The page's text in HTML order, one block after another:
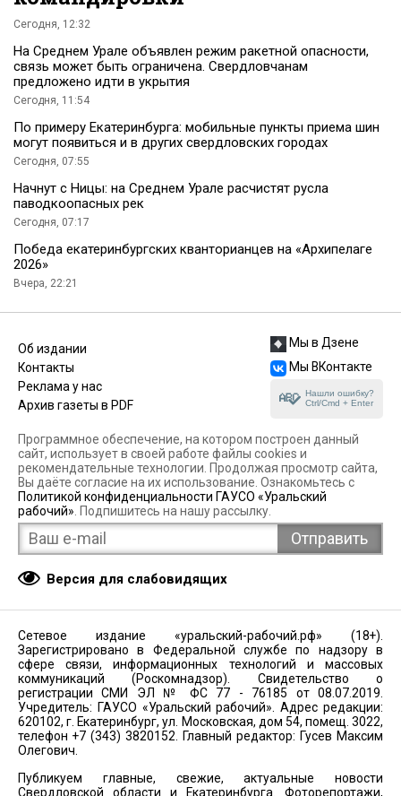
Сегодня, 12:32
На Среднем Урале объявлен режим ракетной опасности,
связь может быть ограничена. Свердловчанам
предложено идти в укрытия
Сегодня, 11:54
По примеру Екатеринбурга: мобильные пункты приема шин
могут появиться и в других свердловских городах
Сегодня, 07:55
Начнут с Ницы: на Среднем Урале расчистят русла
паводкоопасных рек
Сегодня, 07:17
Победа екатеринбургских кванторианцев на «Архипелаге
2026»
Вчера, 22:21
Об издании
Контакты
Реклама у нас
Архив газеты в PDF
Мы в Дзене
Мы ВКонтакте
Нашли ошибку?
Ctrl/Cmd + Enter
Программное обеспечение, на котором построен данный
сайт, использует в своей работе файлы cookies и
рекомендательные технологии. Продолжая просмотр сайта,
Вы даёте согласие на их использование. Ознакомьтесь с
Политикой конфиденциальности ГАУСО «Уральский
рабочий» . Подпишитесь на нашу рассылку.
Версия для слабовидящих
Сетевое издание «уральский-рабочий.рф» (18+).
Зарегистрировано в Федеральной службе по надзору в
сфере связи, информационных технологий и массовых
коммуникаций (Роскомнадзор). Свидетельство о
регистрации СМИ ЭЛ № ФС 77 - 76185 от 08.07.2019.
Учредитель: ГАУСО «Уральский рабочий». Адрес редакции:
620102, г. Екатеринбург, ул. Московская, дом 54, помещ. 3022,
телефон +7 (343) 3820152. Главный редактор: Гусев Максим
Олегович.
Публикуем главные, свежие, актуальные новости
Свердловской области и Екатеринбурга. Фоторепортажи,